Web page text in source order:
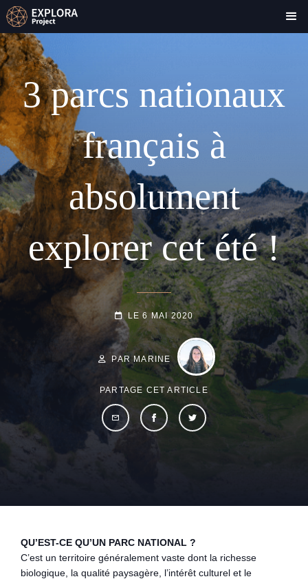
3 parcs nationaux
français à
absolument
explorer cet été !
POSTED-
ON
LE6 MAI 2020
BY
LINE
BYLINE
PAR MARINE
PARTAGE CET ARTICLE
QU’EST-CE QU’UN PARC NATIONAL ?
C’est un territoire généralement vaste dont la richesse
biologique, la qualité paysagère, l’intérêt culturel et le